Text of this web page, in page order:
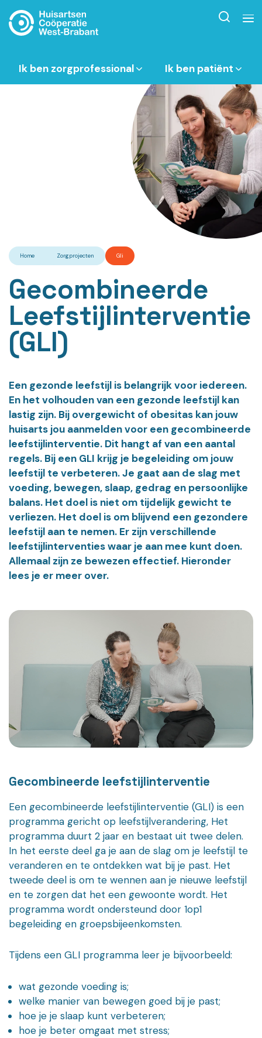
Ik ben zorgprofessional Ik ben patiënt
Home Zorgprojecten Gli
Gecombineerde
Leefstijlinterventie
(GLI)
Een gezonde leefstijl is belangrijk voor iedereen.
En het volhouden van een gezonde leefstijl kan
lastig zijn. Bij overgewicht of obesitas kan jouw
huisarts jou aanmelden voor een gecombineerde
leefstijlinterventie. Dit hangt af van een aantal
regels. Bij een GLI krijg je begeleiding om jouw
leefstijl te verbeteren. Je gaat aan de slag met
voeding, bewegen, slaap, gedrag en persoonlijke
balans. Het doel is niet om tijdelijk gewicht te
verliezen. Het doel is om blijvend een gezondere
leefstijl aan te nemen. Er zijn verschillende
leefstijlinterventies waar je aan mee kunt doen.
Allemaal zijn ze bewezen effectief. Hieronder
lees je er meer over.
Gecombineerde leefstijlinterventie
Een gecombineerde leefstijlinterventie (GLI) is een
programma gericht op leefstijlverandering, Het
programma duurt 2 jaar en bestaat uit twee delen.
In het eerste deel ga je aan de slag om je leefstijl te
veranderen en te ontdekken wat bij je past. Het
tweede deel is om te wennen aan je nieuwe leefstijl
en te zorgen dat het een gewoonte wordt. Het
programma wordt ondersteund door 1op1
begeleiding en groepsbijeenkomsten.
Tijdens een GLI programma leer je bijvoorbeeld:
wat gezonde voeding is;
welke manier van bewegen goed bij je past;
hoe je je slaap kunt verbeteren;
hoe je beter omgaat met stress;